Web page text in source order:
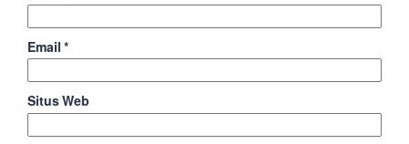
Email*
Situs Web